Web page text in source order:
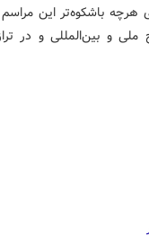
هرچه باشکوه‌تر این
و بین‌المللی و در